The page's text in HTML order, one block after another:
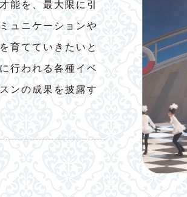
能を、最大限に引
ュニケーションや
育てていきたいと
行われる各種イベ
ンの成果を披露す